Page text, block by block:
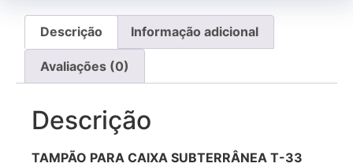
Descrição Informação adicional
Avaliações (0)
Descrição
TAMPÃO PARA CAIXA SUBTERRÂNEA T-33